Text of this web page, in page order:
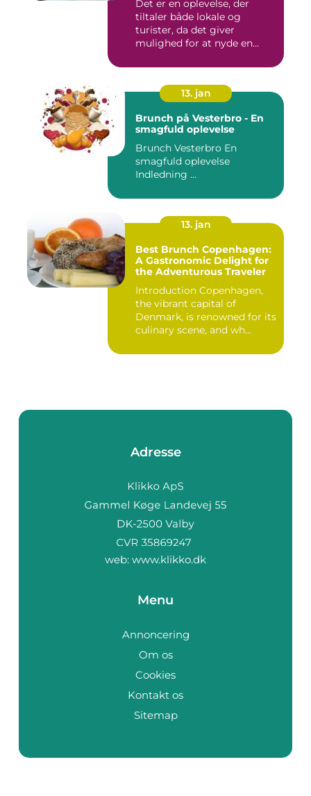
der spænder fra friske
salater og smørrebrød til
bagels, pandekager og
æggekager
Det er en oplevelse, der
tiltaler både lokale og
turister, da det giver
mulighed for at nyde en
13. jan
Brunch på Vesterbro - En
smagfuld oplevelse
Brunch Vesterbro En
smagfuld oplevelse
Indledning ...
13. jan
Best Brunch Copenhagen:
A Gastronomic Delight for
the Adventurous Traveler
Introduction Copenhagen,
the vibrant capital of
Denmark, is renowned for its
culinary scene, and wh...
Adresse
web: www.klikko.dk
Menu
Annoncering
Om os
Cookies
Kontakt os
Sitemap